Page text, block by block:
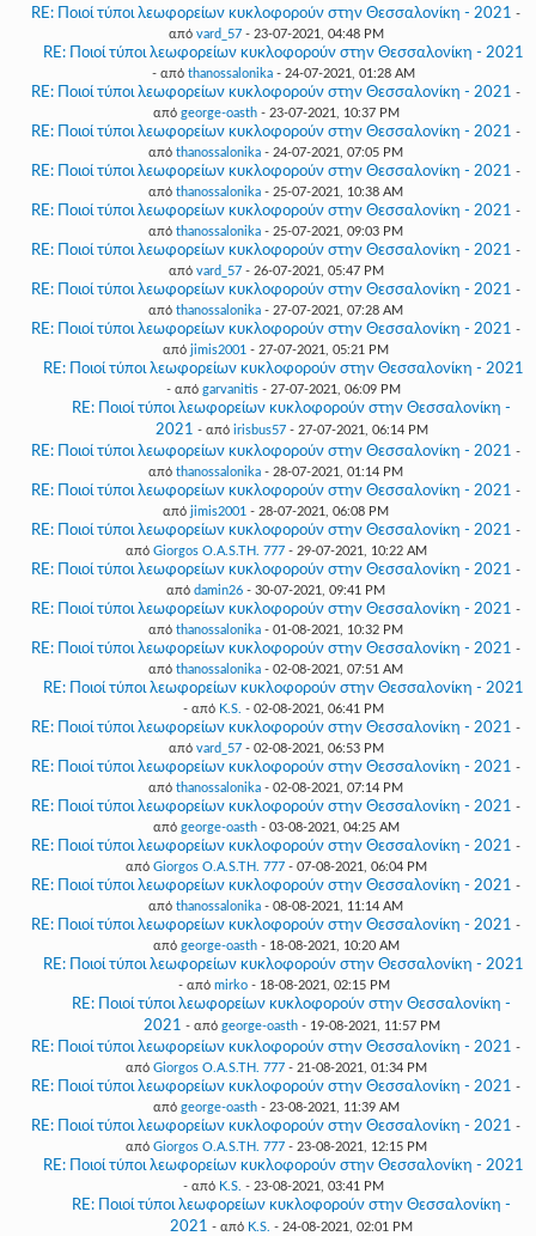
RE: Ποιοί τύποι λεωφορείων κυκλοφορούν στην Θεσσαλονίκη - 2021 -
από vard_57- 23-07-2021, 04:48 PM
RE: Ποιοί τύποι λεωφορείων κυκλοφορούν στην Θεσσαλονίκη - 2021
- από thanossalonika - 24-07-2021, 01:28 AM
RE: Ποιοί τύποι λεωφορείων κυκλοφορούν στην Θεσσαλονίκη - 2021 -
από george-oasth- 23-07-2021, 10:37 PM
RE: Ποιοί τύποι λεωφορείων κυκλοφορούν στην Θεσσαλονίκη - 2021 -
από thanossalonika - 24-07-2021, 07:05 PM
RE: Ποιοί τύποι λεωφορείων κυκλοφορούν στην Θεσσαλονίκη - 2021 -
από thanossalonika - 25-07-2021, 10:38 AM
RE: Ποιοί τύποι λεωφορείων κυκλοφορούν στην Θεσσαλονίκη - 2021 -
από thanossalonika - 25-07-2021, 09:03 PM
RE: Ποιοί τύποι λεωφορείων κυκλοφορούν στην Θεσσαλονίκη - 2021 -
από vard_57- 26-07-2021, 05:47 PM
RE: Ποιοί τύποι λεωφορείων κυκλοφορούν στην Θεσσαλονίκη - 2021 -
από thanossalonika - 27-07-2021, 07:28 AM
RE: Ποιοί τύποι λεωφορείων κυκλοφορούν στην Θεσσαλονίκη - 2021 -
από jimis2001 - 27-07-2021, 05:21 PM
RE: Ποιοί τύποι λεωφορείων κυκλοφορούν στην Θεσσαλονίκη - 2021
- από garvanitis - 27-07-2021, 06:09 PM
RE: Ποιοί τύποι λεωφορείων κυκλοφορούν στην Θεσσαλονίκη -
2021 - από irisbus57- 27-07-2021, 06:14 PM
RE: Ποιοί τύποι λεωφορείων κυκλοφορούν στην Θεσσαλονίκη - 2021 -
από thanossalonika - 28-07-2021, 01:14 PM
RE: Ποιοί τύποι λεωφορείων κυκλοφορούν στην Θεσσαλονίκη - 2021 -
από jimis2001 - 28-07-2021, 06:08 PM
RE: Ποιοί τύποι λεωφορείων κυκλοφορούν στην Θεσσαλονίκη - 2021 -
από Giorgos O.A.S.TH. 777- 29-07-2021, 10:22 AM
RE: Ποιοί τύποι λεωφορείων κυκλοφορούν στην Θεσσαλονίκη - 2021 -
από damin26 - 30-07-2021, 09:41 PM
RE: Ποιοί τύποι λεωφορείων κυκλοφορούν στην Θεσσαλονίκη - 2021 -
από thanossalonika - 01-08-2021, 10:32 PM
RE: Ποιοί τύποι λεωφορείων κυκλοφορούν στην Θεσσαλονίκη - 2021 -
από thanossalonika - 02-08-2021, 07:51 AM
RE: Ποιοί τύποι λεωφορείων κυκλοφορούν στην Θεσσαλονίκη - 2021
- από K.S. - 02-08-2021, 06:41 PM
RE: Ποιοί τύποι λεωφορείων κυκλοφορούν στην Θεσσαλονίκη - 2021 -
από vard_57- 02-08-2021, 06:53 PM
RE: Ποιοί τύποι λεωφορείων κυκλοφορούν στην Θεσσαλονίκη - 2021 -
από thanossalonika - 02-08-2021, 07:14 PM
RE: Ποιοί τύποι λεωφορείων κυκλοφορούν στην Θεσσαλονίκη - 2021 -
από george-oasth- 03-08-2021, 04:25 AM
RE: Ποιοί τύποι λεωφορείων κυκλοφορούν στην Θεσσαλονίκη - 2021 -
από Giorgos O.A.S.TH. 777- 07-08-2021, 06:04 PM
RE: Ποιοί τύποι λεωφορείων κυκλοφορούν στην Θεσσαλονίκη - 2021 -
από thanossalonika - 08-08-2021, 11:14 AM
RE: Ποιοί τύποι λεωφορείων κυκλοφορούν στην Θεσσαλονίκη - 2021 -
από george-oasth- 18-08-2021, 10:20 AM
RE: Ποιοί τύποι λεωφορείων κυκλοφορούν στην Θεσσαλονίκη - 2021
- από mirko- 18-08-2021, 02:15 PM
RE: Ποιοί τύποι λεωφορείων κυκλοφορούν στην Θεσσαλονίκη -
2021 - από george-oasth- 19-08-2021, 11:57 PM
RE: Ποιοί τύποι λεωφορείων κυκλοφορούν στην Θεσσαλονίκη - 2021 -
από Giorgos O.A.S.TH. 777- 21-08-2021, 01:34 PM
RE: Ποιοί τύποι λεωφορείων κυκλοφορούν στην Θεσσαλονίκη - 2021 -
από george-oasth- 23-08-2021, 11:39 AM
RE: Ποιοί τύποι λεωφορείων κυκλοφορούν στην Θεσσαλονίκη - 2021 -
από Giorgos O.A.S.TH. 777- 23-08-2021, 12:15 PM
RE: Ποιοί τύποι λεωφορείων κυκλοφορούν στην Θεσσαλονίκη - 2021
- από K.S. - 23-08-2021, 03:41 PM
RE: Ποιοί τύποι λεωφορείων κυκλοφορούν στην Θεσσαλονίκη -
2021 - από K.S. - 24-08-2021, 02:01 PM